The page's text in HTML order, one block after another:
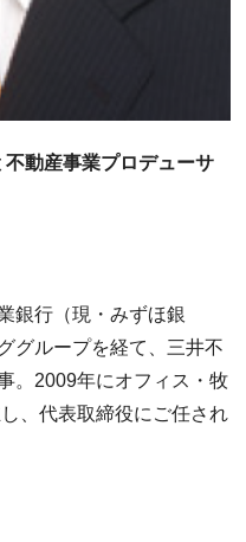
動産事業プロデューサ
銀行（現・みずほ銀
グループを経て、三井不
。2009年にオフィス・牧
、代表取締役にご任され